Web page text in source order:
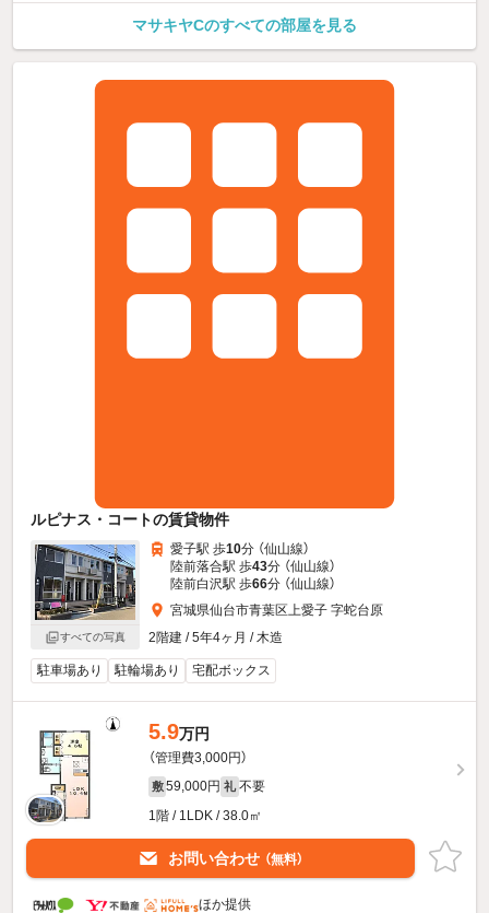
マサキヤCのすべての部屋を見る
ルピナス・コートの賃貸物件
すべての写真
愛子駅 歩10分 （仙山線）
陸前落合駅 歩43分 （仙山線）
陸前白沢駅 歩66分 （仙山線）
宮城県仙台市青葉区上愛子 字蛇台原
2階建 / 5年4ヶ月 / 木造
駐車場あり 駐輪場あり 宅配ボックス
5.9万円
（管理費3,000円）
敷 59,000円 礼 不要
1階 / 1LDK / 38.0㎡
お問い合わせ （無料）
ほか提供